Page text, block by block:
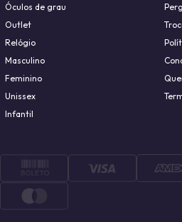
Óculos de grau
Outlet
Relógio
Masculino
Feminino
Unissex
Infantil